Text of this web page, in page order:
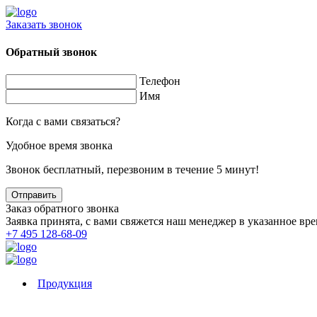
Заказать звонок
Обратный звонок
Телефон
Имя
Когда с вами связаться?
Удобное время звонка
Звонок бесплатный, перезвоним в течение 5 минут!
Заказ обратного звонка
Заявка принята, с вами свяжется наш менеджер в указанное
+7 495 128-68-09
Продукция